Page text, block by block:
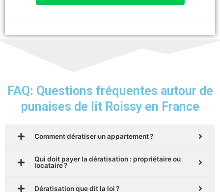
FAQ: Questions fréquentes autour de
punaises de lit Roissy en France
Comment dératiser un appartement ?
Qui doit payer la dératisation : propriétaire ou
locataire ?
Dératisation que dit la loi ?